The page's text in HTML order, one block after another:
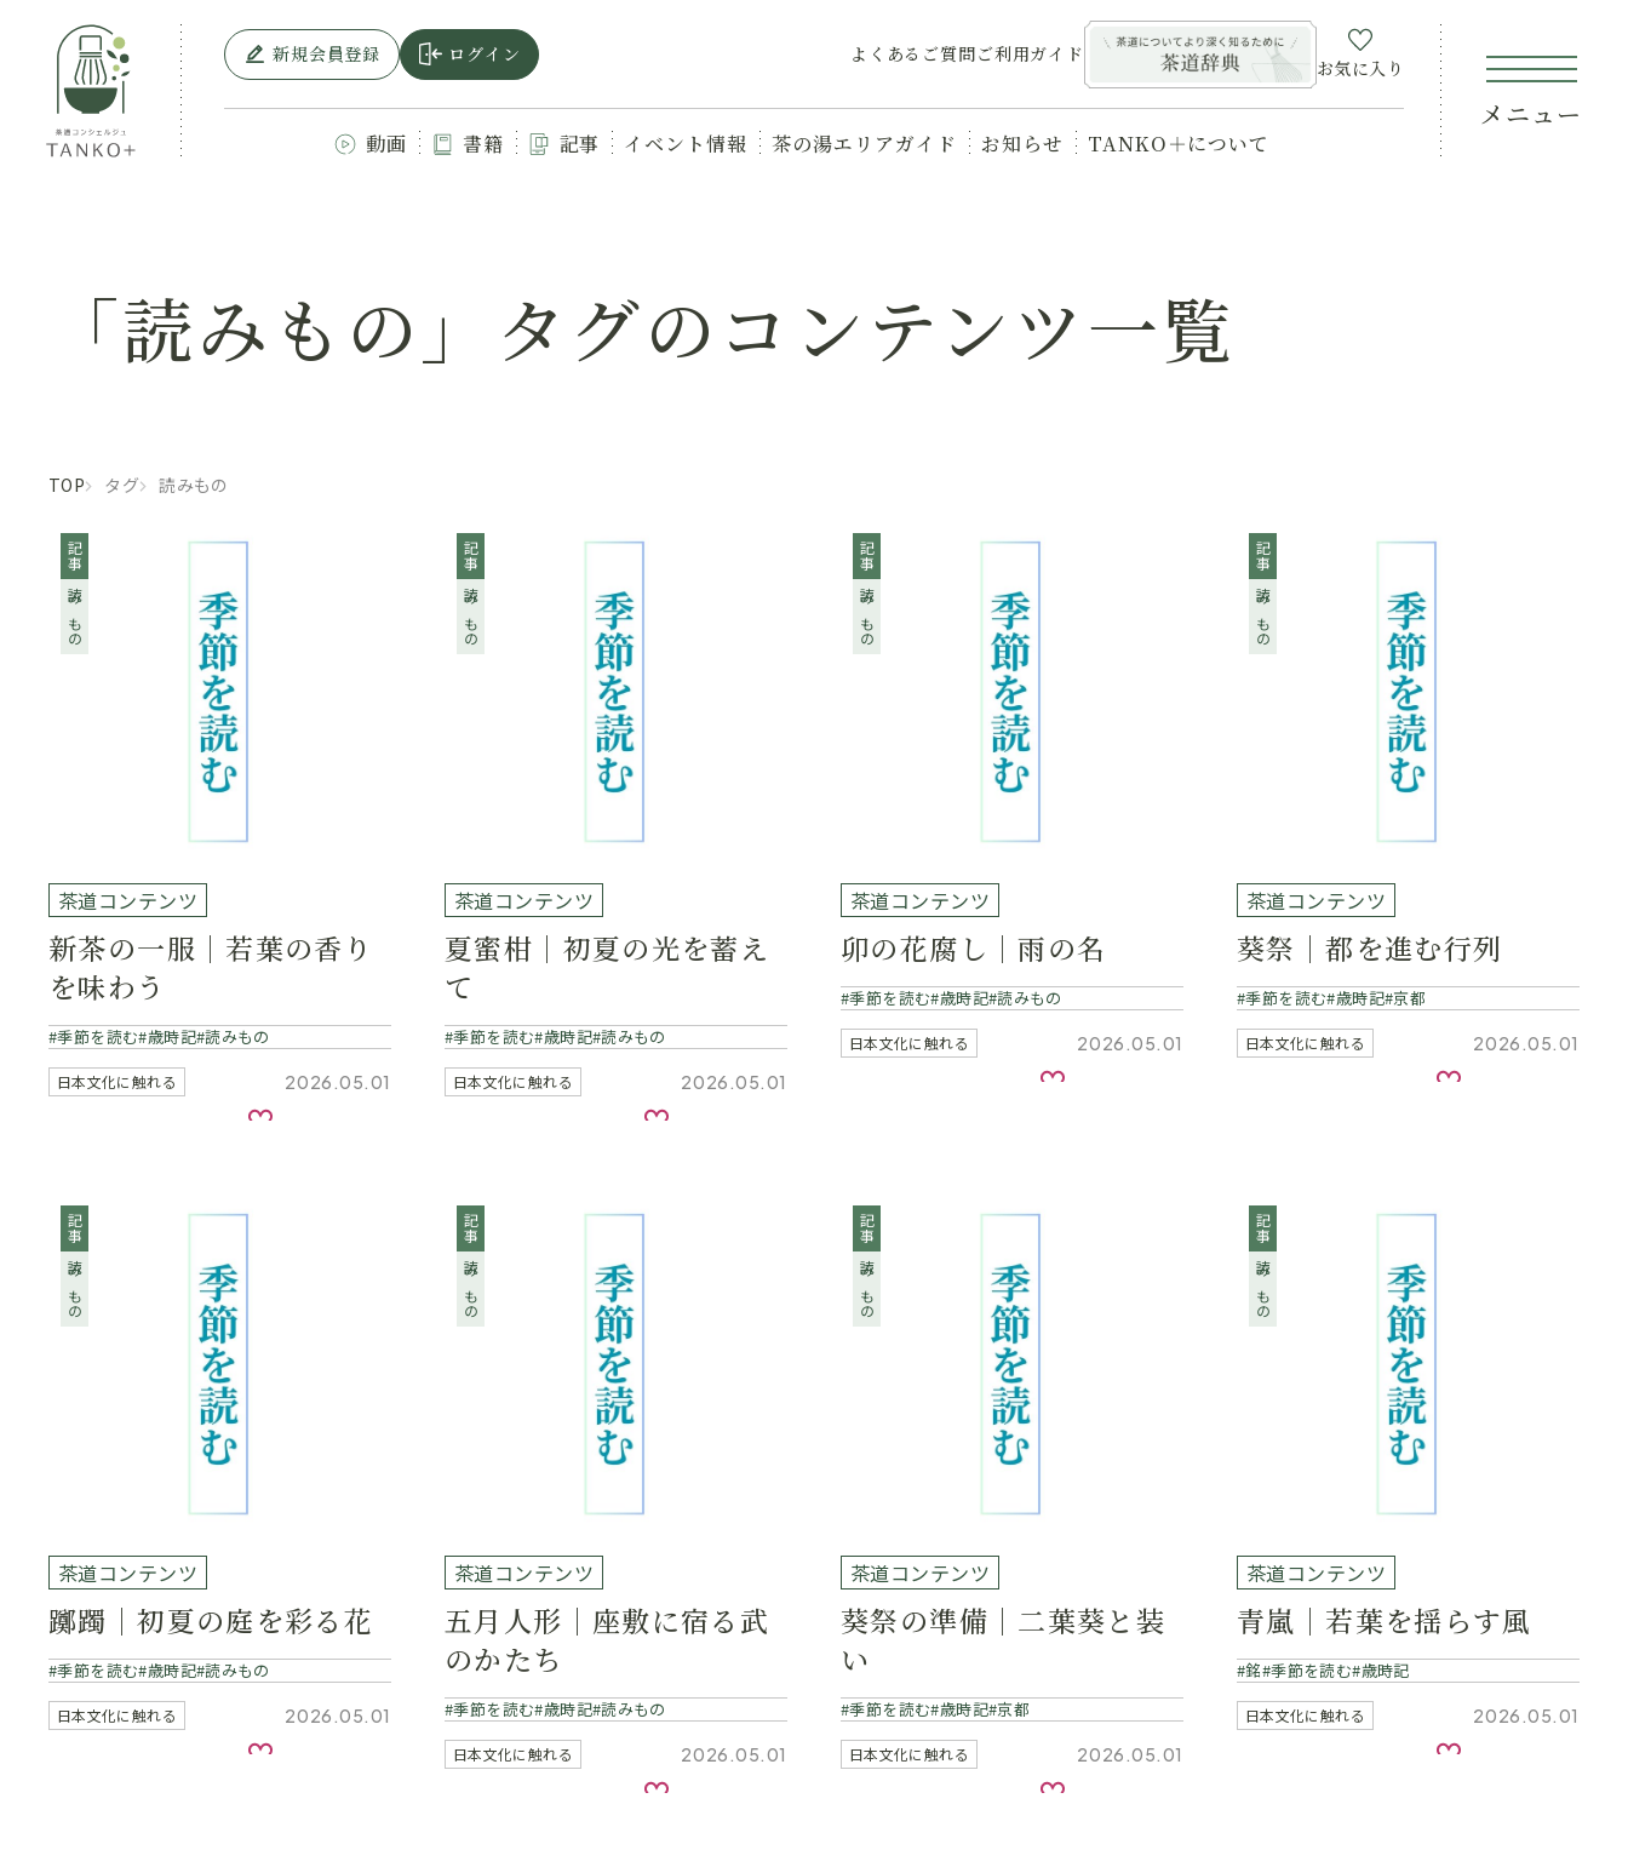
新規会員登録 ログイン よくあるご質問ご利用ガイド
お気に入り
メニュー
動画 書籍 記事 イベント情報 茶の湯エリアガイド お知らせ TANKO＋について
「読みもの」タグのコンテンツ一覧
TOP タグ 読みもの
記事
読みもの
茶道コンテンツ
新茶の一服｜若葉の香り
を味わう
季節を読む 歳時記 読みもの
日本文化に触れる 2026.05.01
お気に入り
記事
読みもの
茶道コンテンツ
夏蜜柑｜初夏の光を蓄え
て
季節を読む 歳時記 読みもの
日本文化に触れる 2026.05.01
お気に入り
記事
読みもの
茶道コンテンツ
卯の花腐し｜雨の名
季節を読む 歳時記 読みもの
日本文化に触れる 2026.05.01
お気に入り
記事
読みもの
茶道コンテンツ
葵祭｜都を進む行列
季節を読む 歳時記 京都
日本文化に触れる 2026.05.01
お気に入り
記事
読みもの
茶道コンテンツ
躑躅｜初夏の庭を彩る花
季節を読む 歳時記 読みもの
日本文化に触れる 2026.05.01
お気に入り
記事
読みもの
茶道コンテンツ
五月人形｜座敷に宿る武
のかたち
季節を読む 歳時記 読みもの
日本文化に触れる 2026.05.01
お気に入り
記事
読みもの
茶道コンテンツ
葵祭の準備｜二葉葵と装
い
季節を読む 歳時記 京都
日本文化に触れる 2026.05.01
お気に入り
記事
読みもの
茶道コンテンツ
青嵐｜若葉を揺らす風
銘 季節を読む 歳時記
日本文化に触れる 2026.05.01
お気に入り